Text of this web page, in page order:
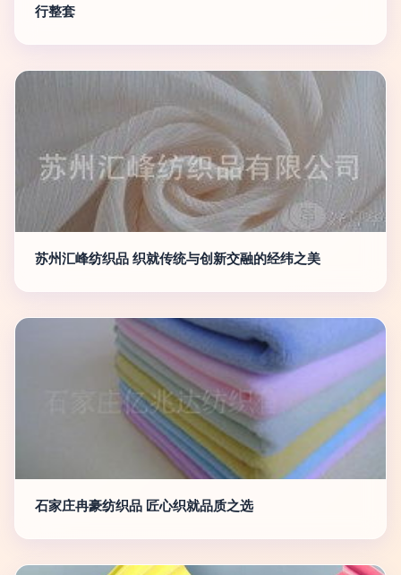
行整套
苏州汇峰纺织品 织就传统与创新交融的经纬之美
石家庄冉豪纺织品 匠心织就品质之选